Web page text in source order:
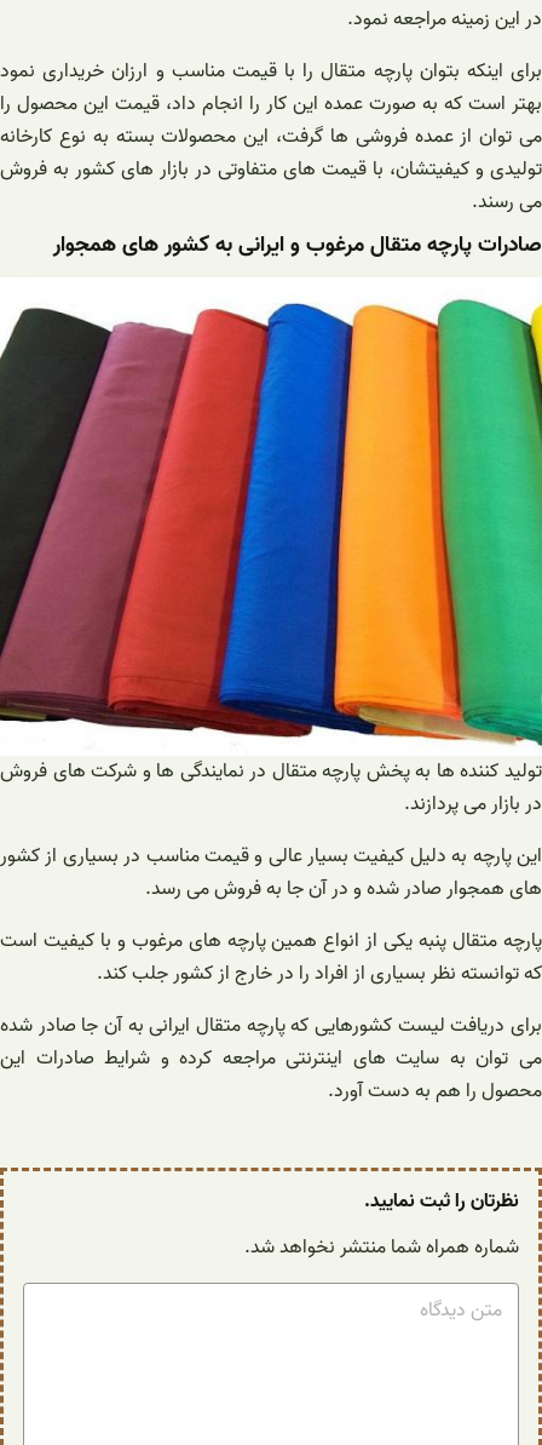
در این زمینه مراجعه نمود.
برای اینکه بتوان پارچه متقال را با قیمت مناسب و ارزان خریداری نمود
بهتر است که به صورت عمده این کار را انجام داد، قیمت این محصول را
می توان از عمده فروشی ها گرفت، این محصولات بسته به نوع کارخانه
تولیدی و کیفیتشان، با قیمت های متفاوتی در بازار های کشور به فروش
می رسند.
صادرات پارچه متقال مرغوب و ایرانی به کشور های همجوار
تولید کننده ها به پخش پارچه متقال در نمایندگی ها و شرکت های فروش
در بازار می پردازند.
این پارچه به دلیل کیفیت بسیار عالی و قیمت مناسب در بسیاری از کشور
های همجوار صادر شده و در آن جا به فروش می رسد.
پارچه متقال پنبه یکی از انواع همین پارچه های مرغوب و با کیفیت است
که توانسته نظر بسیاری از افراد را در خارج از کشور جلب کند.
برای دریافت لیست کشورهایی که پارچه متقال ایرانی به آن جا صادر شده
می توان به سایت های اینترنتی مراجعه کرده و شرایط صادرات این
محصول را هم به دست آورد.
نظرتان را ثبت نمایید.
شماره همراه شما منتشر نخواهد شد.